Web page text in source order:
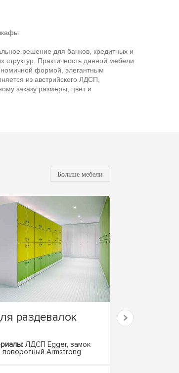
решение для банков, кредитных и
структур. Практичность данной мебели
формой, элегантным
из австрийского ЛДСП,
заказу размеры, цвет и
Больше мебели
раздевалок
ЛДСП Egger, замок
поворотный Armstrong
Бенч-
места